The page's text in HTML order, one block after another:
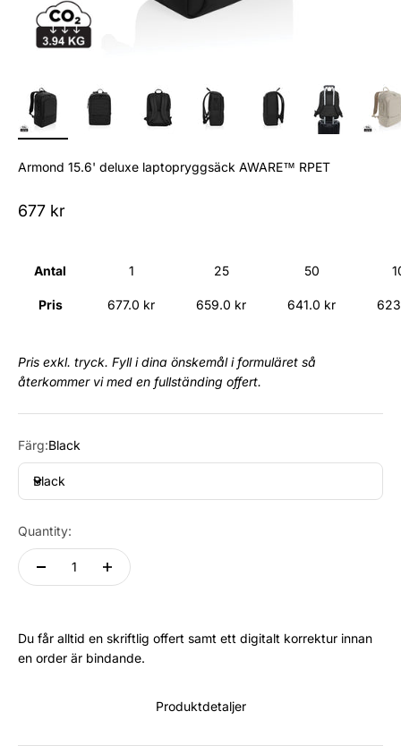
Armond 15.6' deluxe laptopryggsäck AWARE™ RPET
Sale price
677 kr
Antal
Pris
1
677.0 kr
25
659.0 kr
50
641.0 kr
Pris exkl. tryck. Fyll i dina önskemål i formuläret så
återkommer vi med en fullständing offert.
Färg:Black
Black
Quantity:
Du får alltid en skriftlig offert samt ett digitalt korrektur innan
en order är bindande.
Produktdetaljer